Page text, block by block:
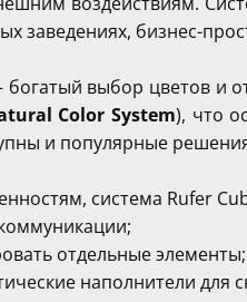
заведениях, бизнес-
выбор цветов и
Color System), что
и популярные
система Rufer
отдельные элементы;
наполнители